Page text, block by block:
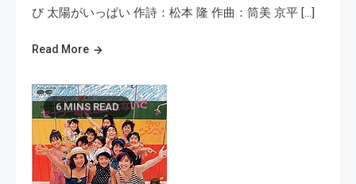
び 太陽がいっぱい 作詩：松本 隆 作曲：筒美 京平 […]
Read More
6 MINS READ